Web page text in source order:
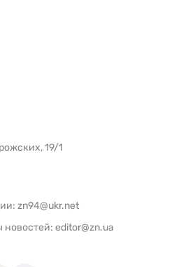
19/1
zn94@ukr.net
новостей: editor@zn.ua